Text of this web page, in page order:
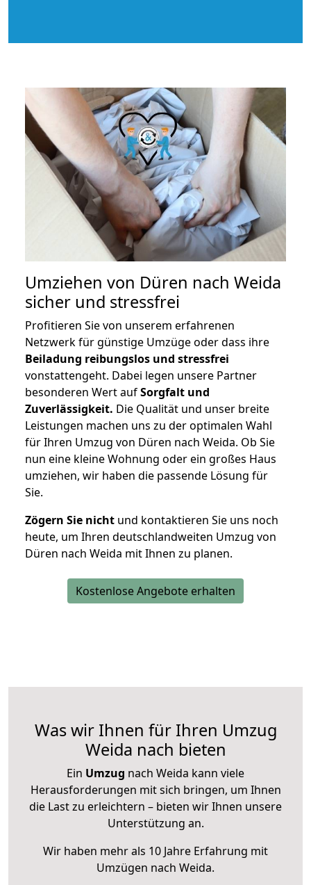
Umziehen von Düren nach Weida
sicher und stressfrei
Profitieren Sie von unserem erfahrenen
Netzwerk für günstige Umzüge oder dass ihre
Beiladung reibungslos und stressfrei
vonstattengeht. Dabei legen unsere Partner
besonderen Wert aufSorgfalt und
Zuverlässigkeit. Die Qualität und unser breite
Leistungen machen uns zu der optimalen Wahl
für Ihren Umzug von Düren nach Weida. Ob Sie
nun eine kleine Wohnung oder ein großes Haus
umziehen, wir haben die passende Lösung für
Sie.
Zögern Sie nicht und kontaktieren Sie uns noch
heute, um Ihren deutschlandweiten Umzug von
Düren nach Weida mit Ihnen zu planen.
Kostenlose Angebote erhalten
Was wir Ihnen für Ihren Umzug
Weida nach bieten
Ein Umzug nach Weida kann viele
Herausforderungen mit sich bringen, um Ihnen
die Last zu erleichtern – bieten wir Ihnen unsere
Unterstützung an.
Wir haben mehr als 10 Jahre Erfahrung mit
Umzügen nach Weida.